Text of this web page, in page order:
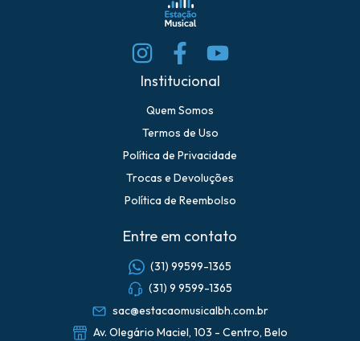
Institucional
Quem Somos
Termos de Uso
Política de Privacidade
Trocas e Devoluções
Política de Reembolso
Entre em contato
(31) 99599-1365
(31) 9 9599-1365
sac@estacaomusicalbh.com.br
Av. Olegário Maciel, 103 - Centro, Belo